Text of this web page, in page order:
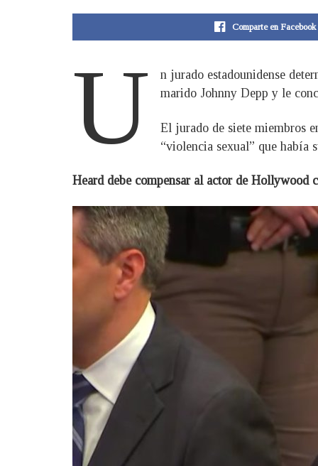
Comparte en Facebook
U
n jurado estadounidense
marido Johnny Depp y le
El jurado de siete miembros
“violencia sexual” que había
Heard debe compensar al actor de Hollywood